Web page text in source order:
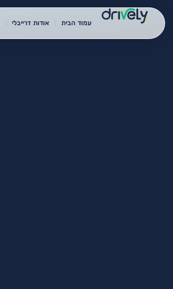
עמוד הבית אודות דרייבלי